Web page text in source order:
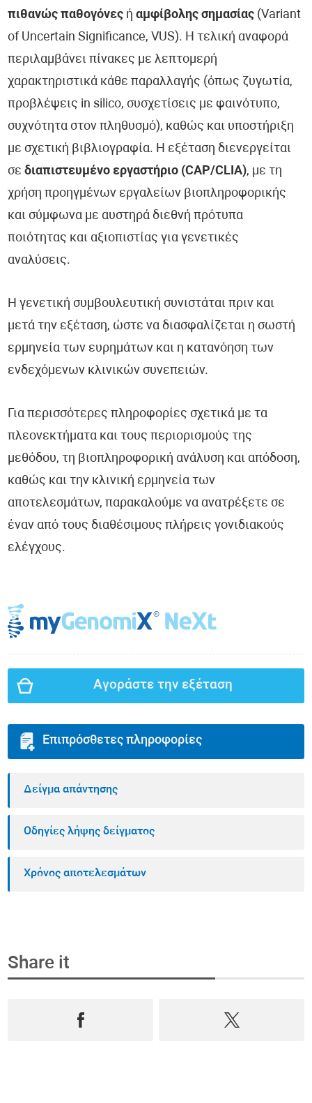
πιθανώς παθογόνες ήαμφίβολης σημασίας (Variant
of Uncertain Significance, VUS). Η τελική αναφορά
περιλαμβάνει πίνακες με λεπτομερή
χαρακτηριστικά κάθε παραλλαγής (όπως ζυγωτία,
προβλέψεις in silico, συσχετίσεις με φαινότυπο,
συχνότητα στον πληθυσμό), καθώς και υποστήριξη
με σχετική βιβλιογραφία. Η εξέταση διενεργείται
σεδιαπιστευμένο εργαστήριο (CAP/CLIA), με τη
χρήση προηγμένων εργαλείων βιοπληροφορικής
και σύμφωνα με αυστηρά διεθνή πρότυπα
ποιότητας και αξιοπιστίας για γενετικές
αναλύσεις.
Η γενετική συμβουλευτική συνιστάται πριν και
μετά την εξέταση, ώστε να διασφαλίζεται η σωστή
ερμηνεία των ευρημάτων και η κατανόηση των
ενδεχόμενων κλινικών συνεπειών.
Για περισσότερες πληροφορίες σχετικά με τα
πλεονεκτήματα και τους περιορισμούς της
μεθόδου, τη βιοπληροφορική ανάλυση και απόδοση,
καθώς και την κλινική ερμηνεία των
αποτελεσμάτων, παρακαλούμε να ανατρέξετε σε
έναν από τους διαθέσιμους πλήρεις γονιδιακούς
ελέγχους.
Αγοράστε την εξέταση
Επιπρόσθετες πληροφορίες
Δείγμα απάντησης
Οδηγίες λήψης δείγματος
Χρόνος αποτελεσμάτων
Share it